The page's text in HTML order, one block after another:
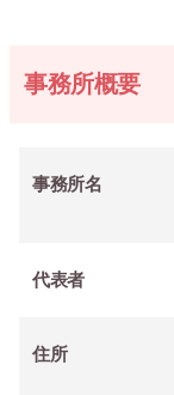
事務所概要
事務所名
代表者
住所